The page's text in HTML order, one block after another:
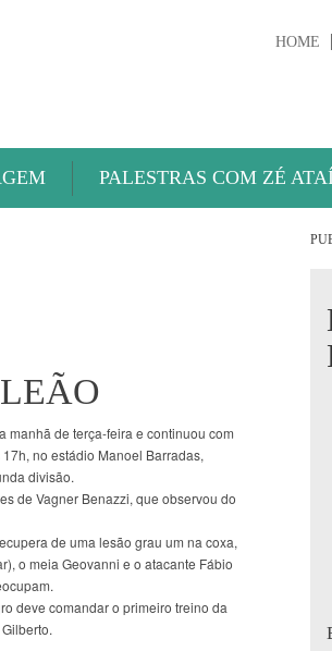
HOME
PALESTRAS COM ZÉ
manhã de terça-feira e continuou com
no estádio Manoel Barradas,
divisão.
de Vagner Benazzi, que observou do
de uma lesão grau um na coxa,
o meia Geovanni e o atacante Fábio
deve comandar o primeiro treino da